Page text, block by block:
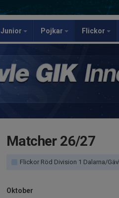
Junior Pojkar Flickor
Matcher 26/27
Flickor Röd Division 1 Dalarna/Gävleborg (Dalarna)
Oktober